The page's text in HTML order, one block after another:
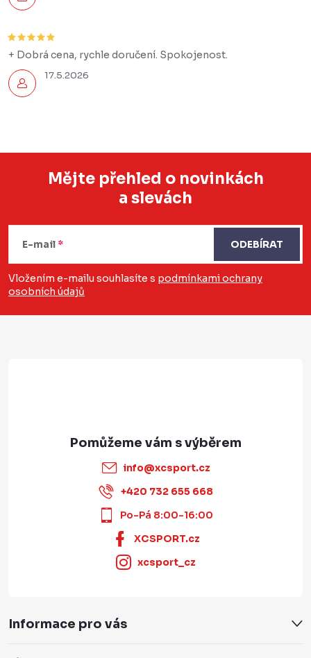
17.5.2026
+ Dobrá cena, rychle doručení. Spokojenost.
á
a
Mějte přehled o novinkách
a slevách
E-mail
Vložením e-mailu souhlasíte s podmínkami ochrany
osobních údajů
ODEBÍRAT
info@xcsport.cz
+420 732 655 668
Po-Pá 8:00-16:00
XCSPORT.cz
xcsport_cz
Informace pro vás